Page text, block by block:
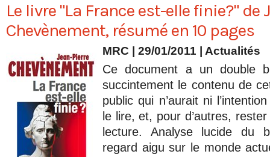
Le livre "La France est-elle finie?" de
Chevènement, résumé en 10 pages
MRC | 29/01/2011 Actualités
Ce document a un double
succintement le contenu de
public qui n’aurait ni
le lire, et, pour d’autres,
lecture. Analyse lucide du
regard aigu sur le monde